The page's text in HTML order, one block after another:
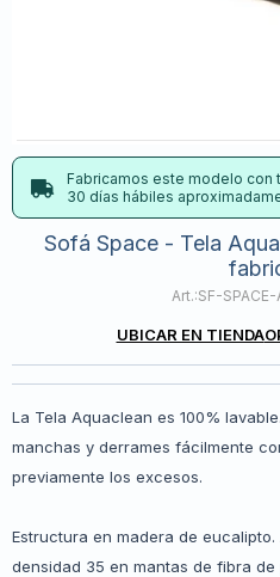
Fabricamos este modelo con
30 días hábiles
Sofá Space - Tela
SF-
UBICAR EN TIENDA
La Tela Aquaclean es 100%
manchas y derrames fácilmente
previamente los excesos.
Estructura en madera de
densidad 35 en mantas de fibra